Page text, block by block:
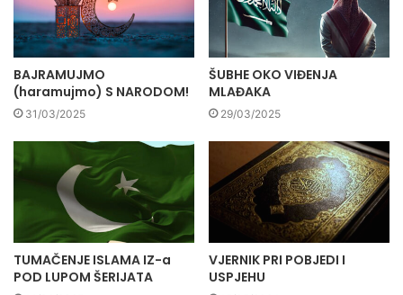
BAJRAMUJMO
(haramujmo) S NARODOM!
31/03/2025
ŠUBHE OKO VIĐENJA
MLAĐAKA
29/03/2025
TUMAČENJE ISLAMA IZ-a
POD LUPOM ŠERIJATA
VJERNIK PRI POBJEDI I
USPJEHU